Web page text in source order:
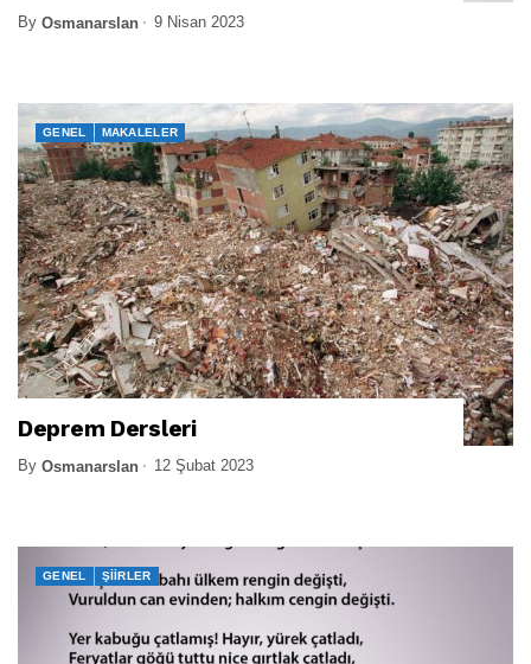
By Osmanarslan 9 Nisan 2023
GENEL MAKALELER
Deprem Dersleri
By Osmanarslan 12 Şubat 2023
GENEL ŞIIRLER